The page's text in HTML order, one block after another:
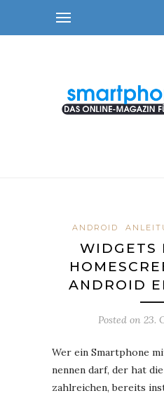
ANDROID
WIDGETS
ANDROID
Posted on 23.
Wer ein Smartphone
nennen darf, der hat
zahlreichen, bereits